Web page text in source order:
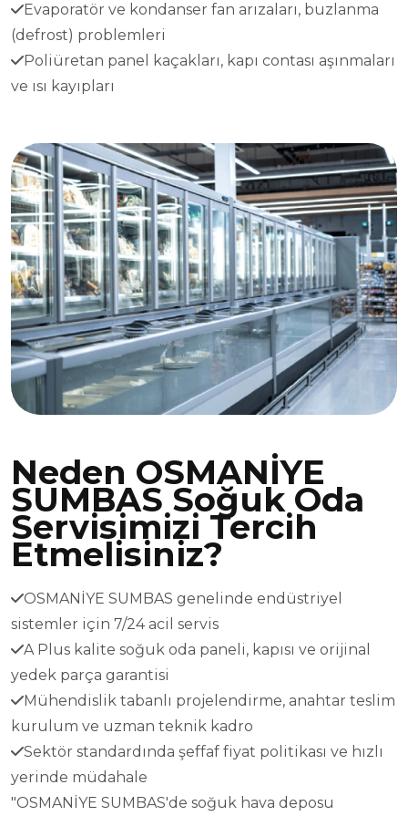
Evaporatör ve kondanser fan arızaları, buzlanma
(defrost) problemleri
Poliüretan panel kaçakları, kapı contası aşınmaları
ve ısı kayıpları
Neden OSMANİYE
SUMBAS Soğuk Oda
Servisimizi Tercih
Etmelisiniz?
OSMANİYE SUMBAS genelinde endüstriyel
sistemler için 7/24 acil servis
A Plus kalite soğuk oda paneli, kapısı ve orijinal
yedek parça garantisi
Mühendislik tabanlı projelendirme, anahtar teslim
kurulum ve uzman teknik kadro
Sektör standardında şeffaf fiyat politikası ve hızlı
yerinde müdahale
"OSMANİYE SUMBAS'de soğuk hava deposu